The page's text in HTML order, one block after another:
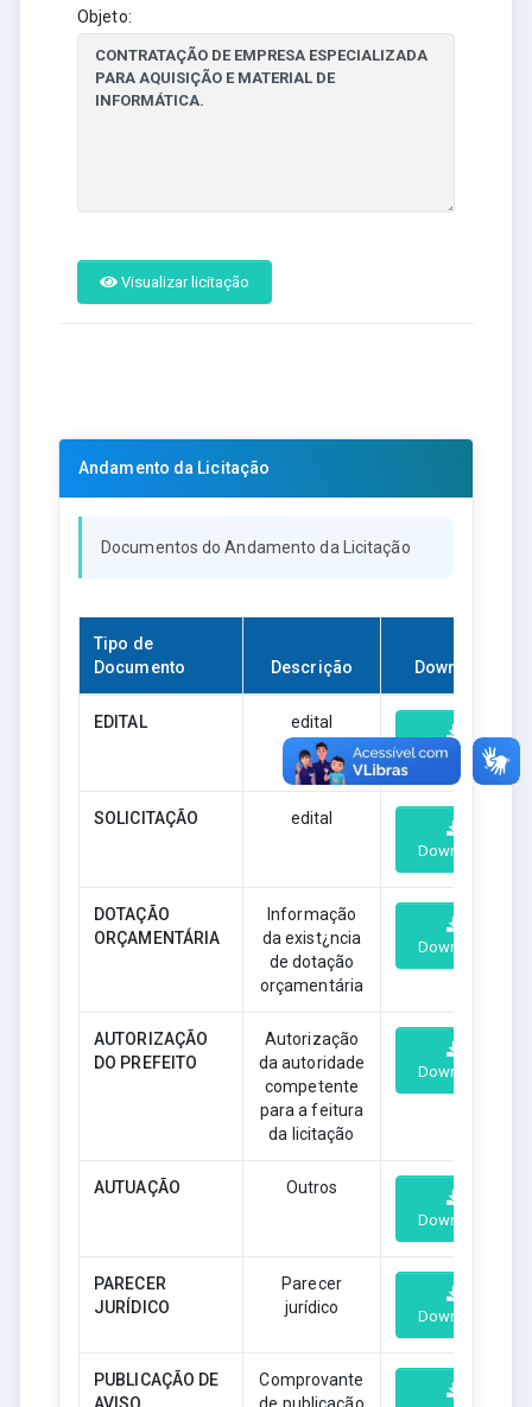
Objeto:
Visualizar licitação
Andamento da Licitação
Documentos do Andamento da Licitação
Tipo de
Documento
Descrição Download
EDITAL edital
Download
SOLICITAÇÃO edital
Download
DOTAÇÃO
ORÇAMENTÁRIA
Informação
da exist¿ncia
de dotação
orçamentária
Download
AUTORIZAÇÃO
DO PREFEITO
Autorização
da autoridade
competente
para a feitura
da licitação
Download
AUTUAÇÃO Outros
Download
PARECER
JURÍDICO
Parecer
jurídico
Download
PUBLICAÇÃO DE
Comprovante